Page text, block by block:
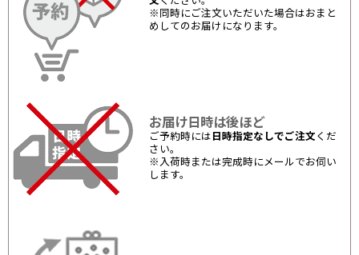
※同時にご注文いただいた場合はおまと
めしてのお届けになります。
お届け日時は後ほど
ご予約時には 日時指定なしでご注文 くだ
さい。
※入荷時または完成時にメールでお伺い
します。